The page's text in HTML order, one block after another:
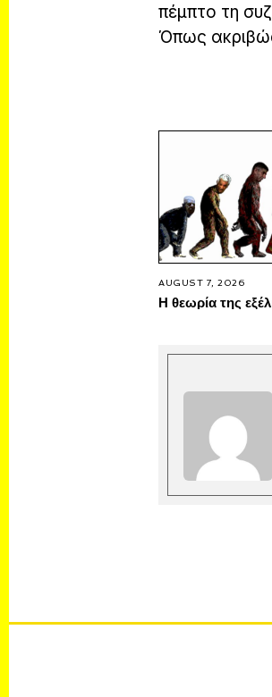
πέμπτο τη
Όπως
AUGUST 7, 2026
Η θεωρία της